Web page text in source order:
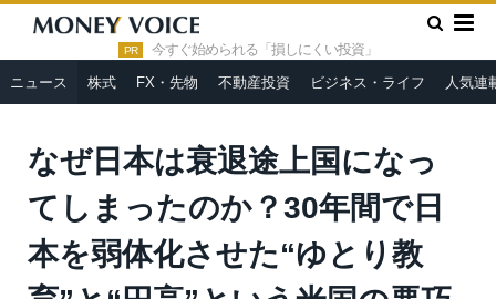
PR 今すぐ始められる「損しにくい投資」
ニュース 株式 FX・先物 不動産投資 ビジネス・ライフ 人気連
HOME » ニュース »
なぜ日本は衰退途上国になってしまったの
か？30年間で日本を弱体化させた“ゆとり教育”と“円高”という米国の
なぜ日本は衰退途上国になっ
てしまったのか？30年間で日
本を弱体化させた“ゆとり教